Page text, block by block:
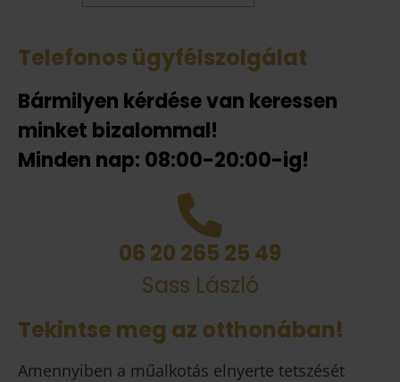
Telefonos ügyfélszolgálat
Bármilyen kérdése van keressen
minket bizalommal!
Minden nap: 08:00-20:00-ig!
06 20 265 25 49
Sass László
Tekintse meg az otthonában!
Amennyiben a műalkotás elnyerte tetszését